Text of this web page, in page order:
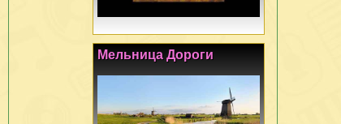
Мельница Дороги